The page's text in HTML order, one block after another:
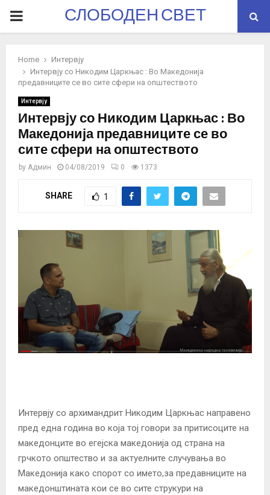
PRIMARYСЛОБОДЕН СВЕТ
Home
Интервју
Интервју со Никодим Царкњас : Во Македонија
предавниците се во сите сфери на општеството
Интервју
Интервју со Никодим Царкњас : Во
Македонија предавниците се во
сите сфери на општеството
by Админ 04/08/2019 0 1373
SHARE 1
Интервју со архимандрит Никодим Царкњас направено
пред една година во која тој говори за притисоците на
македонците во егејска македонија од страна на
грчкото општество и за актуелните случувања во
Македонија како спорот со името,за предавниците на
македонштината кои се во сите струкури на